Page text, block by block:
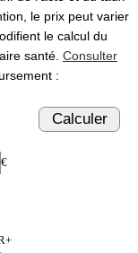
le prix peut varier
le calcul du
santé. Consulter
:
Calculer
€